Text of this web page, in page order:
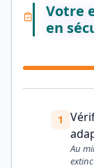
Votre
en
1
Au